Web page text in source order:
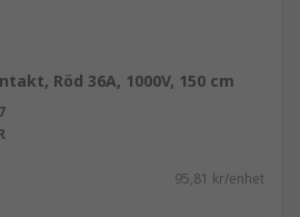
Röd 36A, 1000V, 150 cm
95,81 kr/enhet